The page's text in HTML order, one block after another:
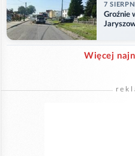
7
Groźnie
Więcej